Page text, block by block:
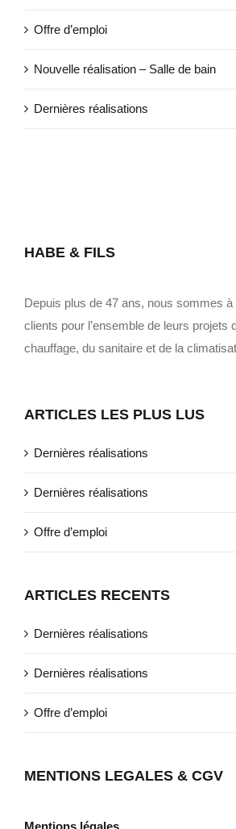
Offre d’emploi
Nouvelle réalisation – Salle de bain
Dernières réalisations
HABE & FILS
Depuis plus de 47 ans, nous sommes à
clients pour l’ensemble de leurs projets
chauffage, du sanitaire et de la
ARTICLES LES PLUS LUS
Dernières réalisations
Dernières réalisations
Offre d’emploi
ARTICLES RECENTS
Dernières réalisations
Dernières réalisations
Offre d’emploi
MENTIONS LEGALES & CGV